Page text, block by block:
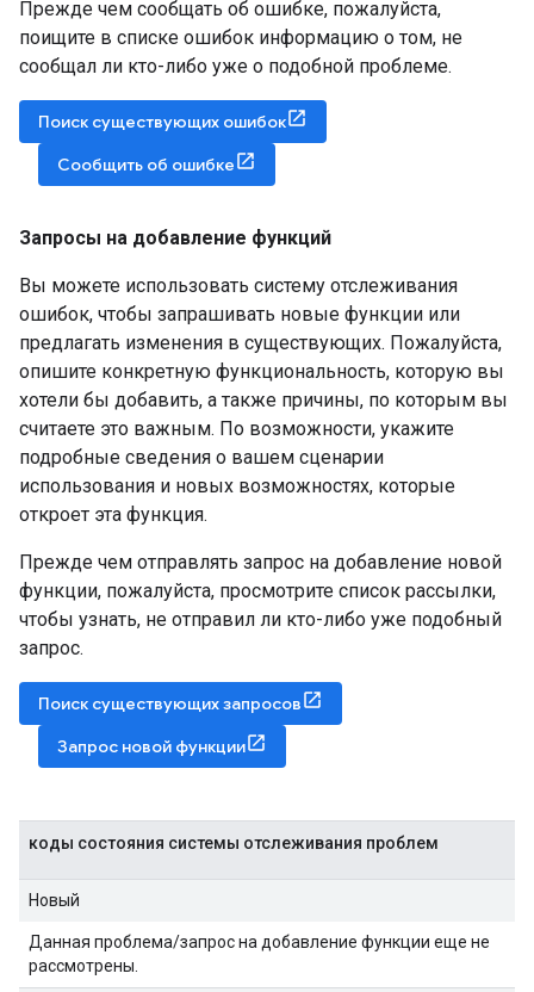
Прежде чем сообщать об ошибке, пожалуйста,
поищите в списке ошибок информацию о том, не
сообщал ли кто-либо уже о подобной проблеме.
Поиск существующих ошибок
Сообщить об ошибке
Запросы на добавление функций
Вы можете использовать систему отслеживания
ошибок, чтобы запрашивать новые функции или
предлагать изменения в существующих. Пожалуйста,
опишите конкретную функциональность, которую вы
хотели бы добавить, а также причины, по которым вы
считаете это важным. По возможности, укажите
подробные сведения о вашем сценарии
использования и новых возможностях, которые
откроет эта функция.
Прежде чем отправлять запрос на добавление новой
функции, пожалуйста, просмотрите список рассылки,
чтобы узнать, не отправил ли кто-либо уже подобный
запрос.
Поиск существующих запросов
Запрос новой функции
коды состояния системы отслеживания проблем
Новый
Данная проблема/запрос на добавление функции еще не
рассмотрены.